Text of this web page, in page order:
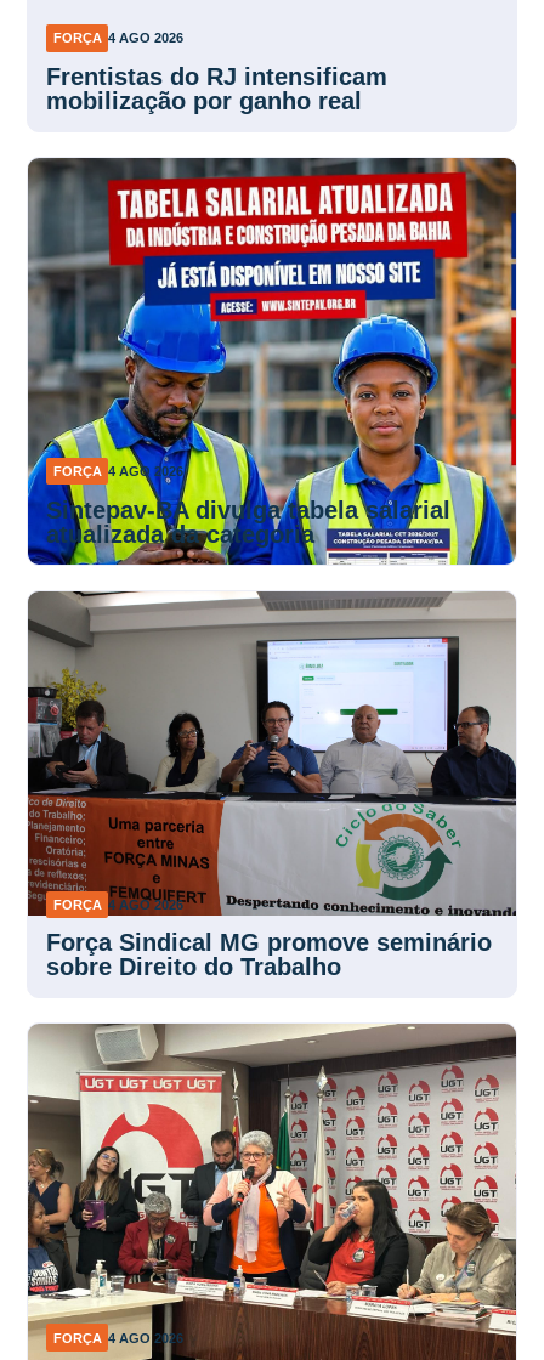
FORÇA 4 AGO 2026
Frentistas do RJ intensificam
mobilização por ganho real
FORÇA 4 AGO 2026
Sintepav-BA divulga tabela salarial
atualizada da categoria
FORÇA 4 AGO 2026
Força Sindical MG promove seminário
sobre Direito do Trabalho
FORÇA 4 AGO 2026